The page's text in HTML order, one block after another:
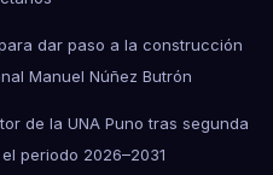
dar paso a la construcción
Manuel Núñez Butrón
de la UNA Puno tras segunda
periodo 2026–2031